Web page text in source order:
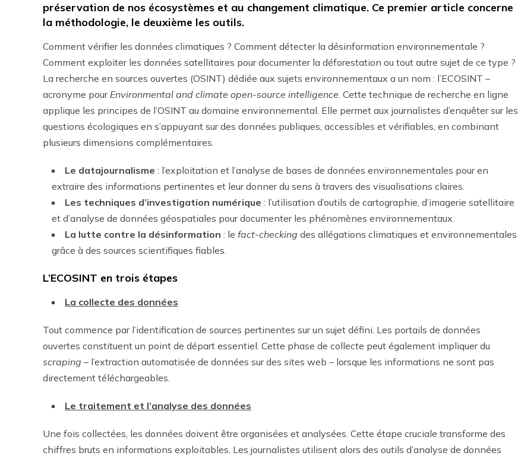
préservation de nos écosystèmes et au changement climatique. Ce premier article concerne
la méthodologie, le deuxième les outils.
Comment vérifier les données climatiques ? Comment détecter la désinformation environnementale ?
Comment exploiter les données satellitaires pour documenter la déforestation ou tout autre sujet de ce type ?
La recherche en sources ouvertes (OSINT) dédiée aux sujets environnementaux a un nom : l’ECOSINT –
acronyme pourEnvironmental and climate open-source intelligence. Cette technique de recherche en ligne
applique les principes de l’OSINT au domaine environnemental. Elle permet aux journalistes d’enquêter sur les
questions écologiques en s’appuyant sur des données publiques, accessibles et vérifiables, en combinant
plusieurs dimensions complémentaires.
Le datajournalisme : l’exploitation et l’analyse de bases de données environnementales pour en
extraire des informations pertinentes et leur donner du sens à travers des visualisations claires.
Les techniques d’investigation numérique : l’utilisation d’outils de cartographie, d’imagerie satellitaire
et d’analyse de données géospatiales pour documenter les phénomènes environnementaux.
La lutte contre la désinformation : le fact-checking des allégations climatiques et environnementales
grâce à des sources scientifiques fiables.
L’ECOSINT en trois étapes
La collecte des données
Tout commence par l’identification de sources pertinentes sur un sujet défini. Les portails de données
ouvertes constituent un point de départ essentiel. Cette phase de collecte peut également impliquer du
scraping – l’extraction automatisée de données sur des sites web – lorsque les informations ne sont pas
directement téléchargeables.
Le traitement et l’analyse des données
Une fois collectées, les données doivent être organisées et analysées. Cette étape cruciale transforme des
chiffres bruts en informations exploitables. Les journalistes utilisent alors des outils d’analyse de données